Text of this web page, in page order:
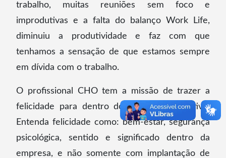
trabalho, muitas reuniões sem foco e
improdutivas e a falta do balanço Work Life,
diminuiu a produtividade e faz com que
tenhamos a sensação de que estamos sempre
em dívida com o trabalho.
O profissional CHO tem a missão de trazer a
felicidade para dentro do mundo corporativo.
Entenda felicidade como: bem-estar, segurança
psicológica, sentido e significado dentro da
empresa, e não somente com implantação de